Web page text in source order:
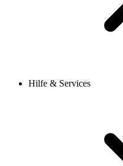
Hilfe & Services